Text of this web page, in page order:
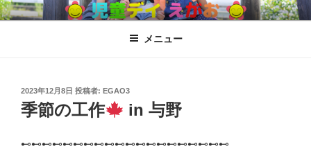
コ
ン
児童ディ えがお
児童発達支援、放課後児童ディサービス
メニュー
投
稿
日:
2023年12月8日 投稿者: EGAO3
季節の工作 in 与野
⊷⊷⊷⊷⊷⊷⊷⊷⊷⊷⊷⊷⊷⊷⊷⊷⊷⊷⊷⊷